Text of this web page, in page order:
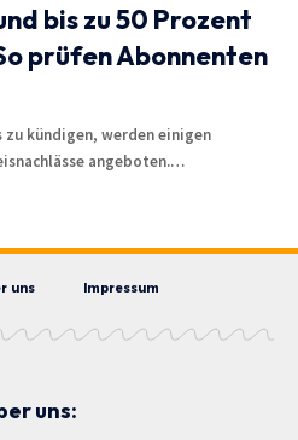
bis zu 50 Prozent
prüfen Abonnenten
zu kündigen, werden einigen
angeboten.…
uns Impressum
uns: